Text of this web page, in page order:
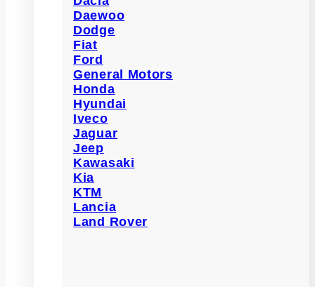
Daewoo
Dodge
Fiat
Ford
General Motors
Honda
Hyundai
Iveco
Jaguar
Jeep
Kawasaki
Kia
KTM
Lancia
Land Rover